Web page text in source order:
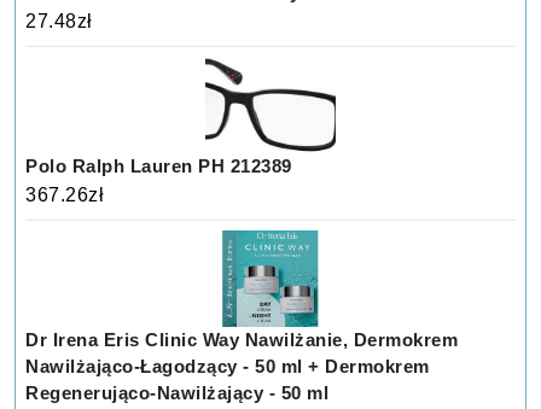
27.48zł
Polo Ralph Lauren PH 212389
367.26zł
Dr Irena Eris Clinic Way Nawilżanie, Dermokrem
Nawilżająco-Łagodzący - 50 ml + Dermokrem
Regenerująco-Nawilżający - 50 ml